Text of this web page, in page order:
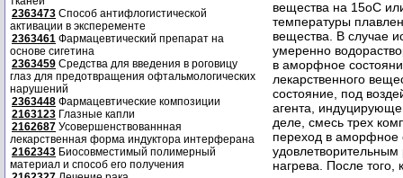
2363473 Способ антифлогистической
активации в эксперементе
2363461 Фармацевтический препарат на
основе сигетина
2363459 Средства для введения в роговицу
глаз для предотвращения офтальмологических
нарушений
2363448 Фармацевтические композиции
2163123 Глазные капли
2162687 Усовершенствованнная
лекарственная форма индуктора интерферана
2162343 Биосовместимый полимерный
материал и способ его получения
вещества на 15oC
температуры
вещества. В случае
умеренно
в аморфное
лекарственного
состояние, под
агента,
деле, смесь трех
переход в аморфное
удовлетворительным
нагрева. После того,